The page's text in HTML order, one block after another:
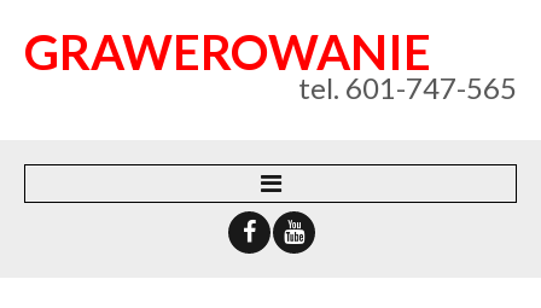
GRAWEROWANIE
tel. 601-747-565